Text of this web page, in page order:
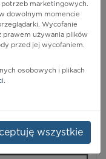
marketingowych.
dowolnym momencie
Wycofanie
prawem używania plików
przed jej wycofaniem.
osobowych i plikach
.
wszystkie